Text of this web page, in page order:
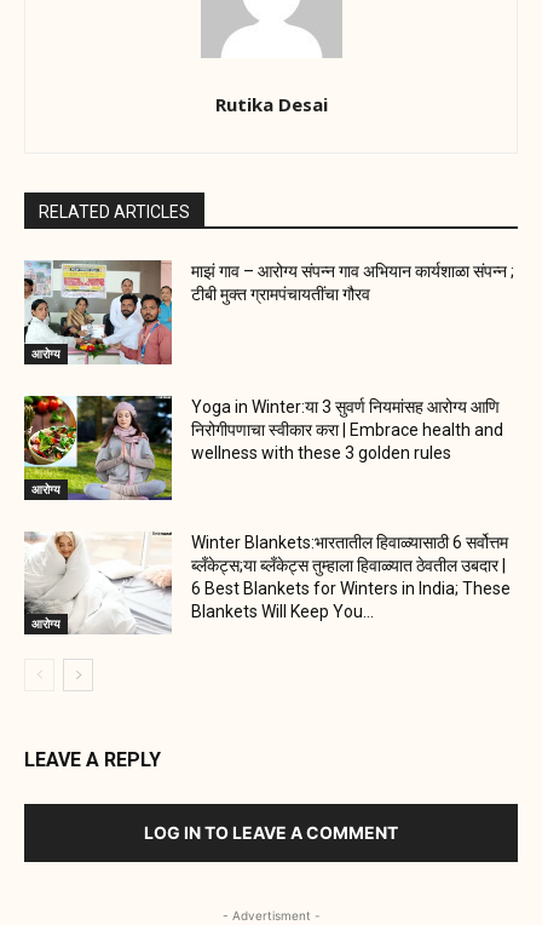
Rutika Desai
RELATED ARTICLES
आरोग्य
माझं गाव – आरोग्य संपन्न गाव अभियान कार्यशाळा संपन्न ;
टीबी मुक्त ग्रामपंचायतींचा गौरव
आरोग्य
Yoga in Winter:या 3 सुवर्ण नियमांसह आरोग्य आणि
निरोगीपणाचा स्वीकार करा | Embrace health and
wellness with these 3 golden rules
आरोग्य
Winter Blankets:भारतातील हिवाळ्यासाठी 6 सर्वोत्तम
ब्लँकेट्स;या ब्लँकेट्स तुम्हाला हिवाळ्यात ठेवतील उबदार |
6 Best Blankets for Winters in India; These
Blankets Will Keep You...
LEAVE A REPLY
LOG IN TO LEAVE A COMMENT
- Advertisment -